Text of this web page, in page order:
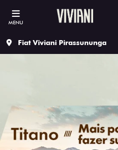
MENU
Fiat Viviani Pirassununga